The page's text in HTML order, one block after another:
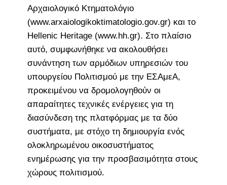
Αρχαιολογικό Κτηματολόγιο
(www.arxaiologikoktimatologio.gov.gr) και το
Hellenic Heritage (www.hh.gr). Στο πλαίσιο
αυτό, συμφωνήθηκε να ακολουθήσει
συνάντηση των αρμόδιων υπηρεσιών του
υπουργείου Πολιτισμού με την ΕΣΑμεΑ,
προκειμένου να δρομολογηθούν οι
απαραίτητες τεχνικές ενέργειες για τη
διασύνδεση της πλατφόρμας με τα δύο
συστήματα, με στόχο τη δημιουργία ενός
ολοκληρωμένου οικοσυστήματος
ενημέρωσης για την προσβασιμότητα στους
χώρους πολιτισμού.